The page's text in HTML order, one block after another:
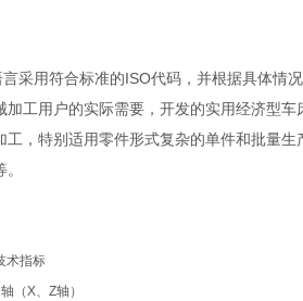
采用符合标准的ISO代码，并根据具体情
工用户的实际需要，开发的实用经济型
，特别适用零件形式复杂的单件和批量
术指标
（X、Z轴）